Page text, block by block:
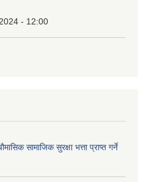
- 12:00
सामाजिक सुरक्षा भत्ता प्राप्त गर्ने